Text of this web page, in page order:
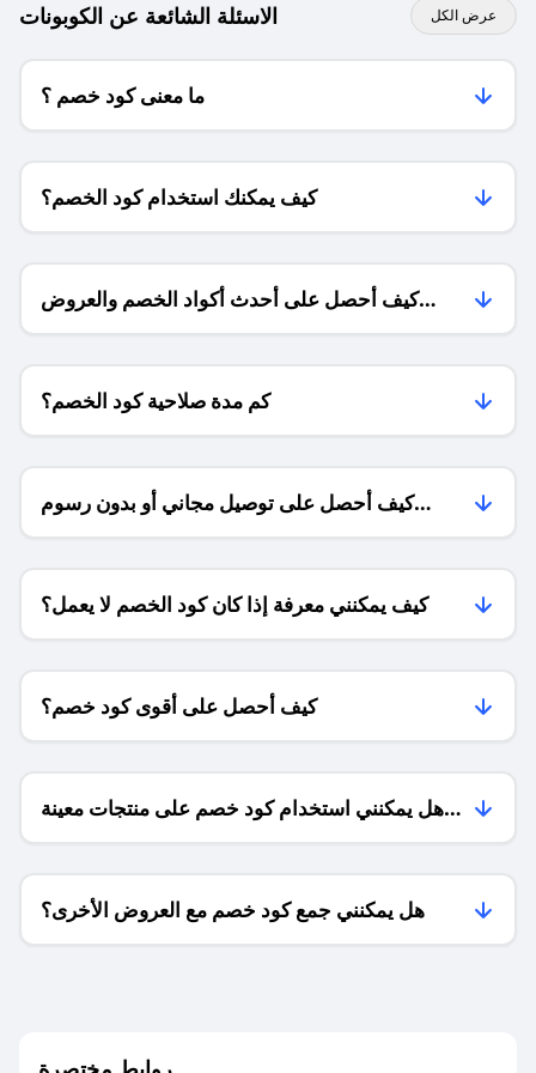
الاسئلة الشائعة عن الكوبونات عرض الكل
ما معنى كود خصم ؟
كيف يمكنك استخدام كود الخصم؟
كيف أحصل على أحدث أكواد الخصم والعروض
للمتاجر؟
كم مدة صلاحية كود الخصم؟
كيف أحصل على توصيل مجاني أو بدون رسوم
الشحن ؟
كيف يمكنني معرفة إذا كان كود الخصم لا يعمل؟
كيف أحصل على أقوى كود خصم؟
هل يمكنني استخدام كود خصم على منتجات معينة
فقط؟
هل يمكنني جمع كود خصم مع العروض الأخرى؟